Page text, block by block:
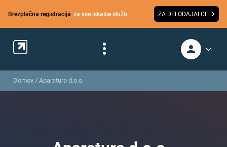
Brezplačna registracija za vse iskalce služb ZA DELODAJALCE
Domov / Aparatura d.o.o.